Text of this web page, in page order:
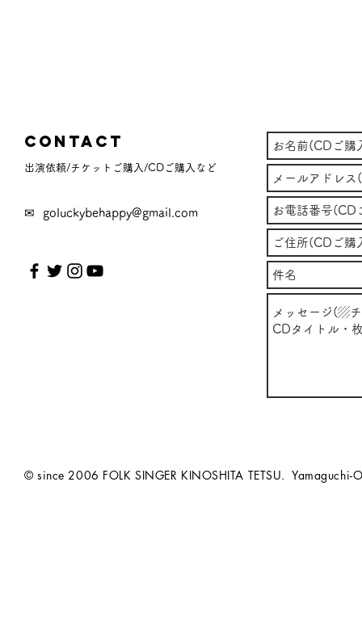
Contact
出演依頼/チケットご購入/CDご購入など
✉ goluckybehappy@gmail.com
© since 2006 FOLK SINGER KINOSHITA TETSU. Yamaguchi-